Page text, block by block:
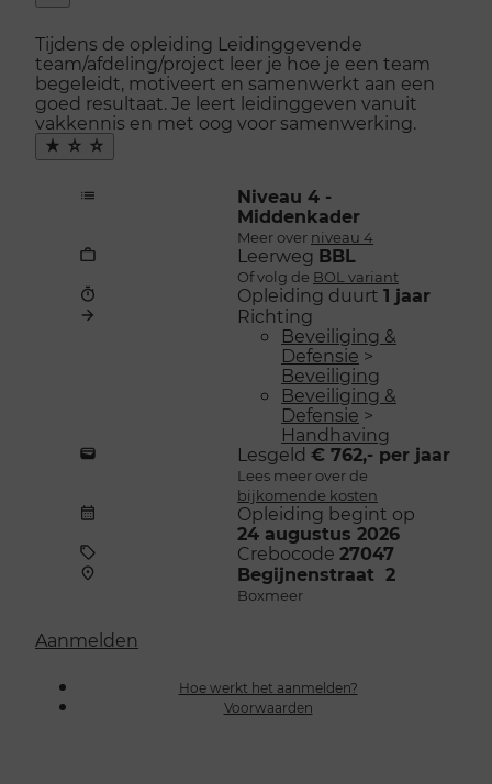
Snel
naar
menu
openen
Tijdens de opleiding Leidinggevende
team/afdeling/project leer je hoe je een team
begeleidt, motiveert en samenwerkt aan een
goed resultaat. Je leert leidinggeven vanuit
vakkennis en met oog voor samenwerking.
Maak
favoriet
Niveau 4 -
Middenkader
Meer over niveau 4
Leerweg BBL
Of volg de BOL variant
Opleiding duurt 1 jaar
Richting
Beveiliging &
Defensie >
Beveiliging
Beveiliging &
Defensie >
Handhaving
Lesgeld € 762,- per jaar
Lees meer over de
bijkomende kosten
Opleiding begint op
24 augustus 2026
Crebocode 27047
Begijnenstraat 2
Boxmeer
Aanmelden
Hoe werkt het aanmelden?
Voorwaarden